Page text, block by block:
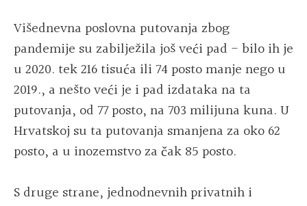
Višednevna poslovna putovanja zbog
pandemije su zabilježila još veći pad - bilo ih je
u 2020. tek 216 tisuća ili 74 posto manje nego u
2019., a nešto veći je i pad izdataka na ta
putovanja, od 77 posto, na 703 milijuna kuna. U
Hrvatskoj su ta putovanja smanjena za oko 62
posto, a u inozemstvo za čak 85 posto.
S druge strane, jednodnevnih privatnih i